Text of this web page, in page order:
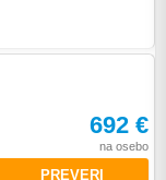
692 €
na osebo
PREVERI